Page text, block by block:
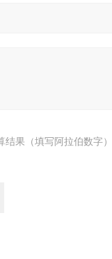
结果（填写阿拉伯数字